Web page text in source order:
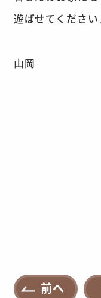
遊ばせてくださ
山岡
前へ